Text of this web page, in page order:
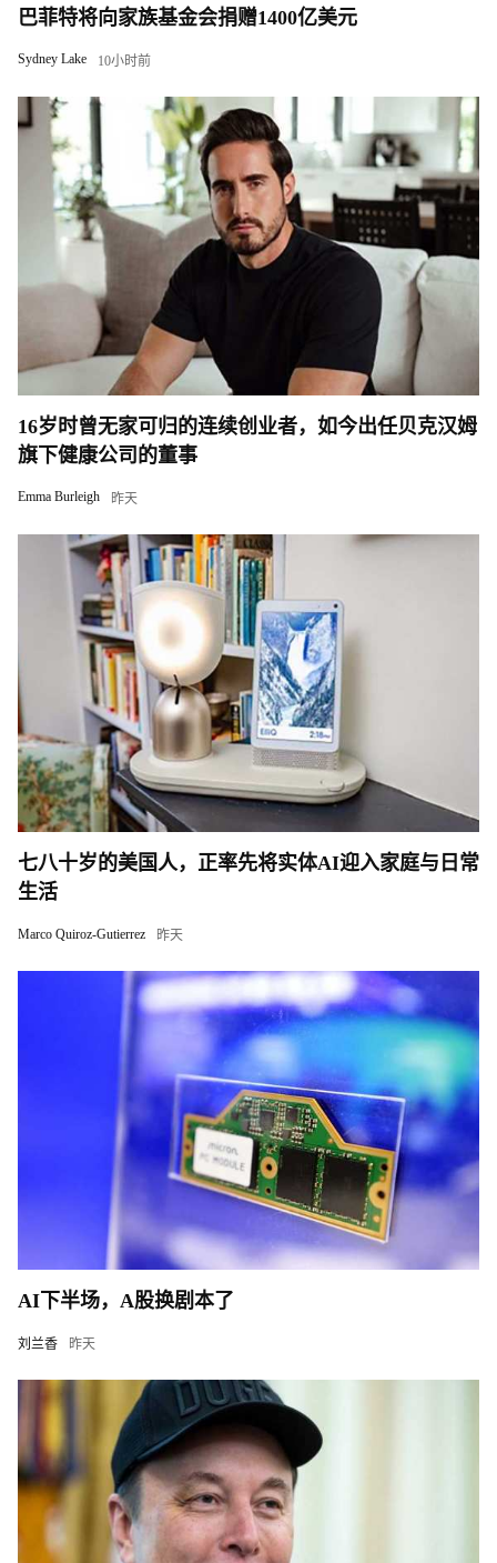
巴菲特将向家族基金会捐赠1400亿美元
Sydney Lake 10小时前
16岁时曾无家可归的连续创业者，如今出任贝克汉姆
旗下健康公司的董事
Emma Burleigh 昨天
七八十岁的美国人，正率先将实体AI迎入家庭与日常
生活
Marco Quiroz-Gutierrez 昨天
AI下半场，A股换剧本了
刘兰香 昨天